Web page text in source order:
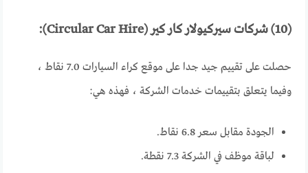
(10) شركات سيركيولار كار كير (Circular Car Hire):
حصلت على تقييم جيد جدا على موقع كراء السيارات 7.0 نقاط ،
وفيما يتعلق بتقييمات خدمات الشركة ، فهذه هي:
الجودة مقابل سعر 6.8 نقاط.
لباقة موظف في الشركة 7.3 نقطة.